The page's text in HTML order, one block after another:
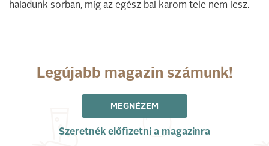
haladunk sorban, míg az egész bal karom tele nem lesz.
Legújabb magazin számunk!
MEGNÉZEM
Szeretnék előfizetni a magazinra